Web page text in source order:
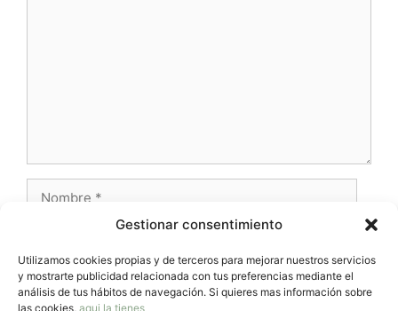
Gestionar consentimiento
Utilizamos cookies propias y de terceros para mejorar nuestros servicios
y mostrarte publicidad relacionada con tus preferencias mediante el
análisis de tus hábitos de navegación. Si quieres mas información sobre
las cookies, aqui la tienes
electrónico
Web